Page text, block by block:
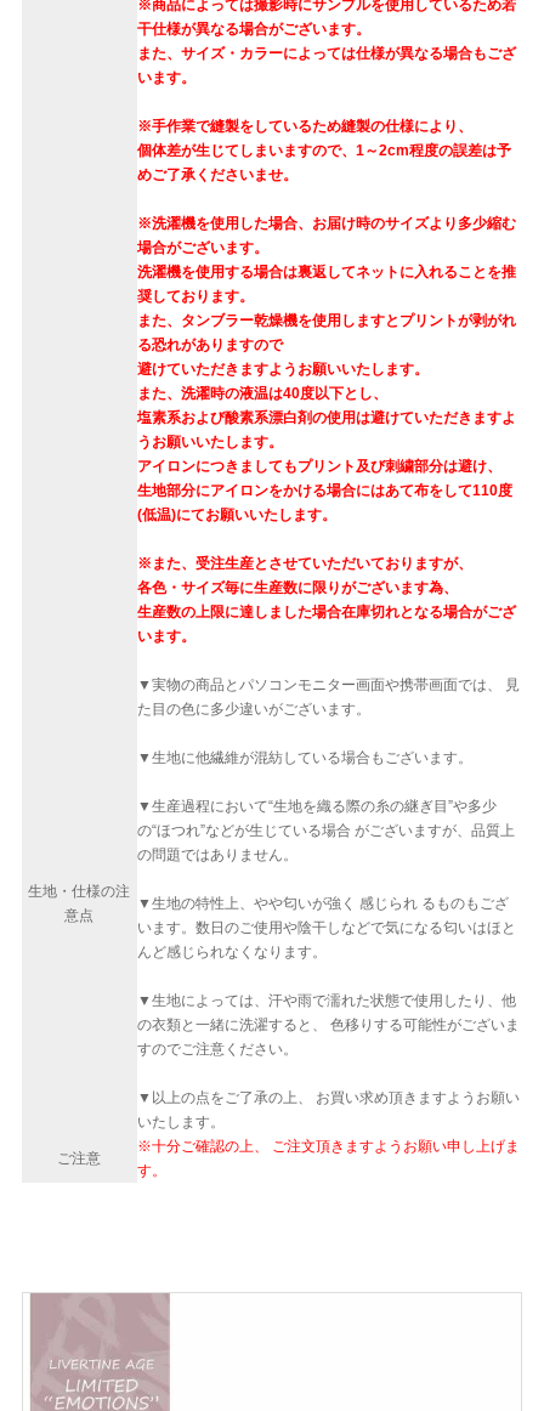
※商品によっては撮影時にサンプルを使用しているため若
干仕様が異なる場合がございます。
また、サイズ・カラーによっては仕様が異なる場合もござ
います。
※手作業で縫製をしているため縫製の仕様により、
個体差が生じてしまいますので、1～2cm程度の誤差は予
めご了承くださいませ。
※洗濯機を使用した場合、お届け時のサイズより多少縮む
場合がございます。
洗濯機を使用する場合は裏返してネットに入れることを推
奨しております。
また、タンブラー乾燥機を使用しますとプリントが剥がれ
る恐れがありますので
避けていただきますようお願いいたします。
また、洗濯時の液温は40度以下とし、
塩素系および酸素系漂白剤の使用は避けていただきますよ
うお願いいたします。
アイロンにつきましてもプリント及び刺繍部分は避け、
生地部分にアイロンをかける場合にはあて布をして110度
(低温)にてお願いいたします。
※また、受注生産とさせていただいておりますが、
各色・サイズ毎に生産数に限りがございます為、
生産数の上限に達しました場合在庫切れとなる場合がござ
います。
生地・仕様の注
意点
▼実物の商品とパソコンモニター画面や携帯画面では、 見
た目の色に多少違いがございます。
▼生地に他繊維が混紡している場合もございます。
▼生産過程において“生地を織る際の糸の継ぎ目”や多少
の“ほつれ”などが生じている場合 がございますが、品質上
の問題ではありません。
▼生地の特性上、やや匂いが強く 感じられ るものもござ
います。数日のご使用や陰干しなどで気になる匂いはほと
んど感じられなくなります。
▼生地によっては、汗や雨で濡れた状態で使用したり、他
の衣類と一緒に洗濯すると、 色移りする可能性がございま
すのでご注意ください。
▼以上の点をご了承の上、 お買い求め頂きますようお願い
いたします。
ご注意
※十分ご確認の上、 ご注文頂きますようお願い申し上げま
す。